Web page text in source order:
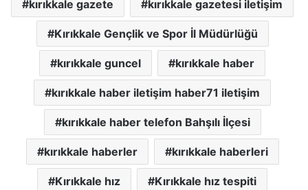
kırıkkale gazete kırıkkale gazetesi iletişim
Kırıkkale Gençlik ve Spor İl Müdürlüğü
kırıkkale guncel kırıkkale haber
kırıkkale haber iletişim haber71 iletişim
kırıkkale haber telefon Bahşılı İlçesi
kırıkkale haberler kırıkkale haberleri
Kırıkkale hız Kırıkkale hız tespiti